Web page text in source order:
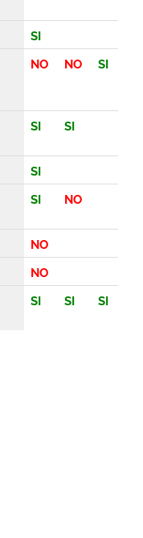
SI
NO NO SI
SI SI
SI
SI NO
NO
NO
SI SI SI